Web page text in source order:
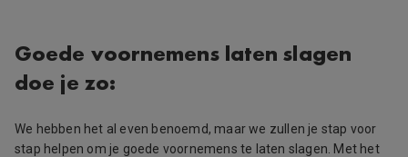
Goede voornemens laten slagen
doe je zo:
We hebben het al even benoemd, maar we zullen je stap voor
stap helpen om je goede voornemens te laten slagen. Met het